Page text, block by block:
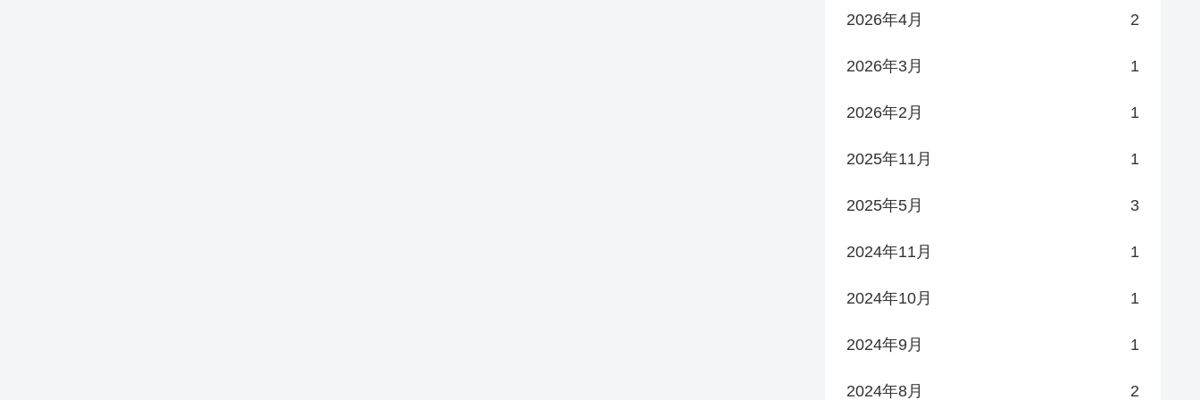
2026年4月 2
2026年3月 1
2026年2月 1
2025年11月 1
2025年5月 3
2024年11月 1
2024年10月 1
2024年9月 1
2024年8月 2